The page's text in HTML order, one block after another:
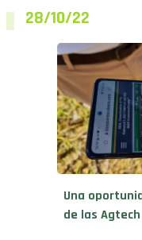
28/10/22
Una
de las Agtech